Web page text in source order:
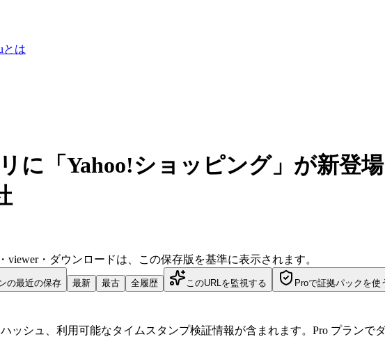
とは
に「Yahoo!ショッピング」が新登
viewer・ダウンロードは、この保存版を基準に表示されます。
の最近の保存 最新 最古 全履歴 このURLを監視する Proで証拠パックを使
ッシュ、利用可能なタイムスタンプ検証情報が含まれます。Pro プランで